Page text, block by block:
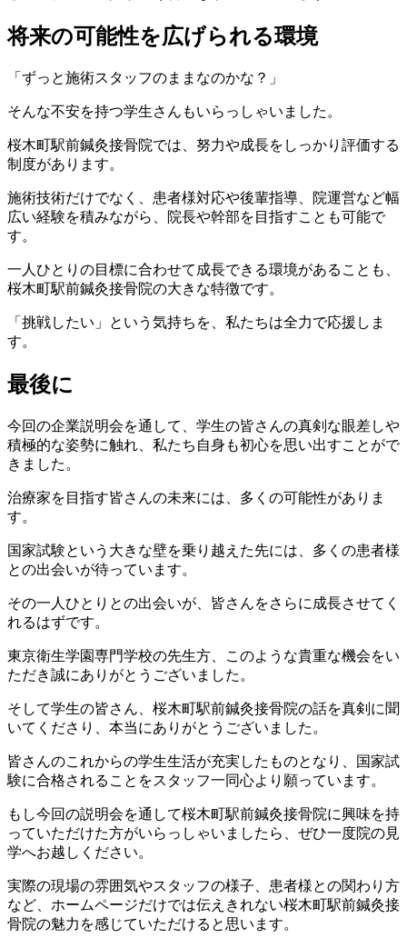
将来の可能性を広げられる環境
「ずっと施術スタッフのままなのかな？」
そんな不安を持つ学生さんもいらっしゃいました。
桜木町駅前鍼灸接骨院では、努力や成長をしっかり評価する
制度があります。
施術技術だけでなく、患者様対応や後輩指導、院運営など幅
広い経験を積みながら、院長や幹部を目指すことも可能で
す。
一人ひとりの目標に合わせて成長できる環境があることも、
桜木町駅前鍼灸接骨院の大きな特徴です。
「挑戦したい」という気持ちを、私たちは全力で応援しま
す。
最後に
今回の企業説明会を通して、学生の皆さんの真剣な眼差しや
積極的な姿勢に触れ、私たち自身も初心を思い出すことがで
きました。
治療家を目指す皆さんの未来には、多くの可能性がありま
す。
国家試験という大きな壁を乗り越えた先には、多くの患者様
との出会いが待っています。
その一人ひとりとの出会いが、皆さんをさらに成長させてく
れるはずです。
東京衛生学園専門学校の先生方、このような貴重な機会をい
ただき誠にありがとうございました。
そして学生の皆さん、桜木町駅前鍼灸接骨院の話を真剣に聞
いてくださり、本当にありがとうございました。
皆さんのこれからの学生生活が充実したものとなり、国家試
験に合格されることをスタッフ一同心より願っています。
もし今回の説明会を通して桜木町駅前鍼灸接骨院に興味を持
っていただけた方がいらっしゃいましたら、ぜひ一度院の見
学へお越しください。
実際の現場の雰囲気やスタッフの様子、患者様との関わり方
など、ホームページだけでは伝えきれない桜木町駅前鍼灸接
骨院の魅力を感じていただけると思います。